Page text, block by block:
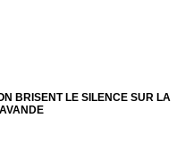
BRISENT LE SILENCE SUR LA